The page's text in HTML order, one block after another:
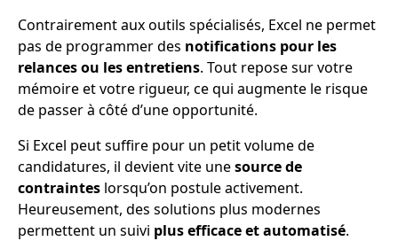
Contrairement aux outils spécialisés, Excel ne permet
pas de programmer des notifications pour les
relances ou les entretiens. Tout repose sur votre
mémoire et votre rigueur, ce qui augmente le risque
de passer à côté d’une opportunité.
Si Excel peut suffire pour un petit volume de
candidatures, il devient vite unesource de
contraintes lorsqu’on postule activement.
Heureusement, des solutions plus modernes
permettent un suivi plus efficace et automatisé.